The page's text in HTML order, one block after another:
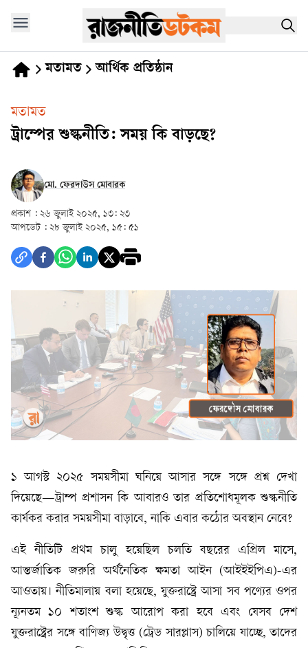
মতামত আর্থিক প্রতিষ্ঠান
মতামত
ট্রাম্পের শুল্কনীতি: সময় কি বাড়ছে?
মো. ফেরদাউস মোবারক
প্রকাশ : ২৬ জুলাই ২০২৫, ১৩: ২৩
আপডেট : ২৮ জুলাই ২০২৫, ১৫: ৫১
১ আগস্ট ২০২৫ সময়সীমা ঘনিয়ে আসার সঙ্গে সঙ্গে প্রশ্ন দেখা
দিয়েছে—ট্রাম্প প্রশাসন কি আবারও তার প্রতিশোধমূলক শুল্কনীতি
কার্যকর করার সময়সীমা বাড়াবে, নাকি এবার কঠোর অবস্থান নেবে?
এই নীতিটি প্রথম চালু হয়েছিল চলতি বছরের এপ্রিল মাসে,
আন্তর্জাতিক জরুরি অর্থনৈতিক ক্ষমতা আইন (আইইইপিএ)-এর
আওতায়। নীতিমালায় বলা হয়েছে, যুক্তরাষ্ট্রে আসা সব পণ্যের ওপর
ন্যূনতম ১০ শতাংশ শুল্ক আরোপ করা হবে এবং যেসব দেশ
যুক্তরাষ্ট্রের সঙ্গে বাণিজ্য উদ্বৃত্ত (ট্রেড সারপ্লাস) চালিয়ে যাচ্ছে, তাদের